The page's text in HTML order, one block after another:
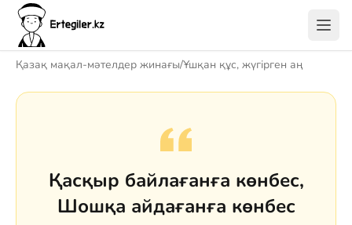
Қазақ мақал-мәтелдер жинағы/Ұшқан құс, жүгірген аң
Қасқыр байлағанға көнбес,
Шошқа айдағанға көнбес